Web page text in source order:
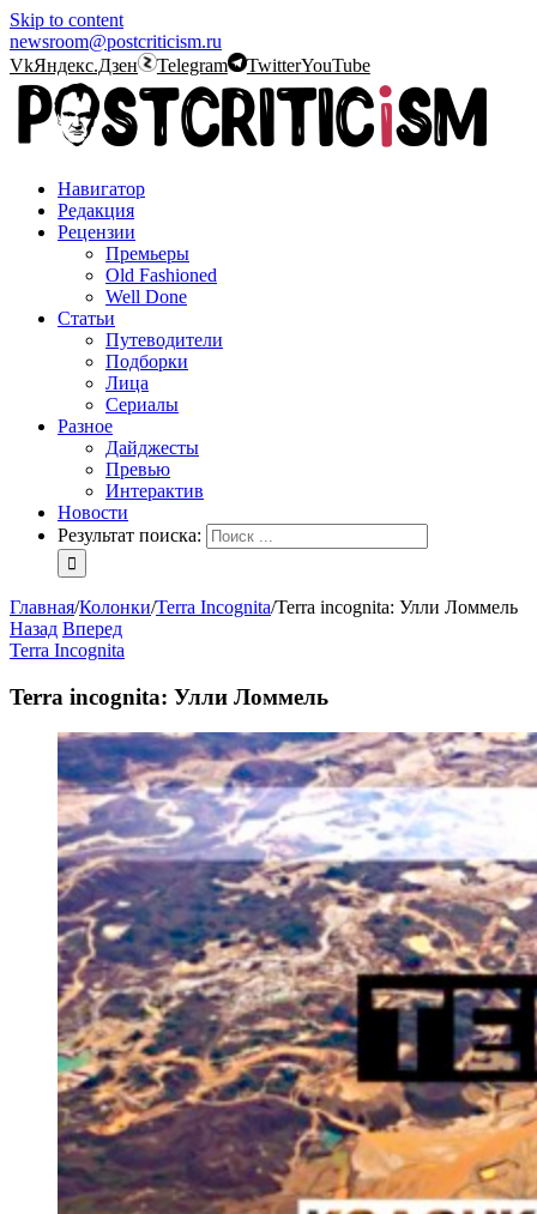
Skip to content
newsroom@postcriticism.ru
VkЯндекс.Дзен Telegram TwitterYouTube
Навигатор
Редакция
Рецензии
Премьеры
Old Fashioned
Well Done
Статьи
Путеводители
Подборки
Лица
Сериалы
Разное
Дайджесты
Превью
Интерактив
Новости
Результат поиска:
Главная/Колонки/Terra Incognita/Terra incognita: Улли Ломмель
Назад Вперед
Terra Incognita
Terra incognita: Улли Ломмель